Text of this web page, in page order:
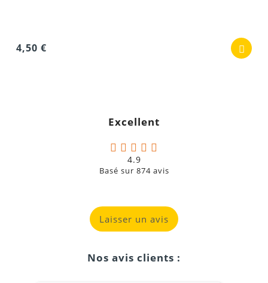
4,50 €
Excellent
4.9
Basé sur 874avis
Laisser un avis
Nos avis clients :